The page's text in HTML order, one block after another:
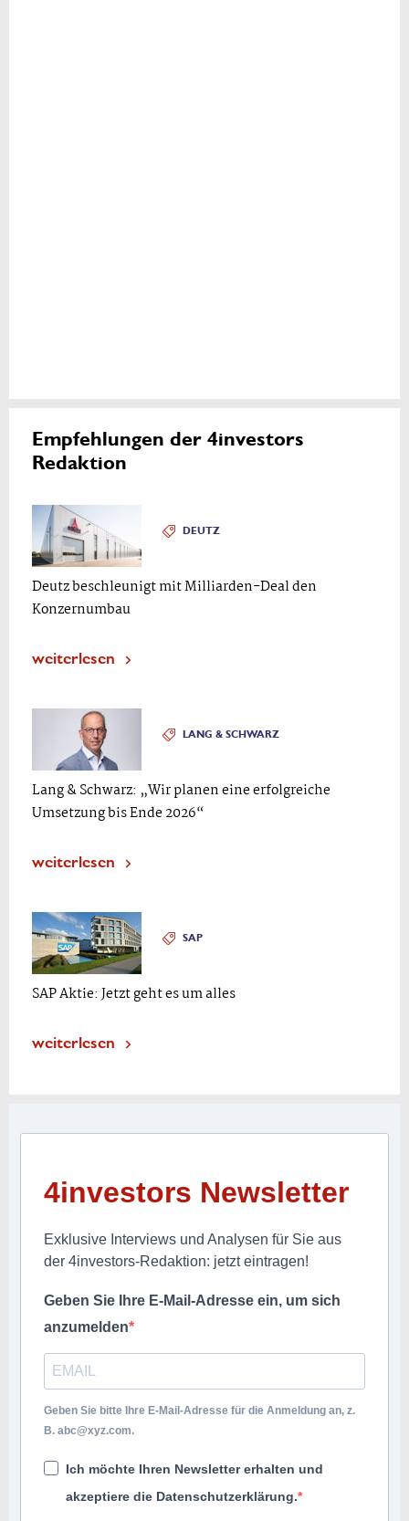
Empfehlungen der 4investors
Redaktion
DEUTZ
Deutz beschleunigt mit Milliarden-Deal den
Konzernumbau
weiterlesen
LANG & SCHWARZ
Lang & Schwarz: „Wir planen eine erfolgreiche
Umsetzung bis Ende 2026“
weiterlesen
SAP
SAP Aktie: Jetzt geht es um alles
weiterlesen
4investors Newsletter
Exklusive Interviews und Analysen für Sie aus
der 4investors-Redaktion: jetzt eintragen!
Geben Sie Ihre E-Mail-Adresse ein, um sich
anzumelden
Geben Sie bitte Ihre E-Mail-Adresse für die Anmeldung an, z.
B. abc@xyz.com.
Ich möchte Ihren Newsletter erhalten und
akzeptiere die Datenschutzerklärung.